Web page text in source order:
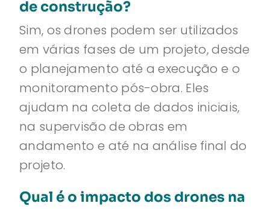
de construção?
Sim, os drones podem ser utilizados
em várias fases de um projeto, desde
o planejamento até a execução e o
monitoramento pós-obra. Eles
ajudam na coleta de dados iniciais,
na supervisão de obras em
andamento e até na análise final do
projeto.
Qual é o impacto dos drones na